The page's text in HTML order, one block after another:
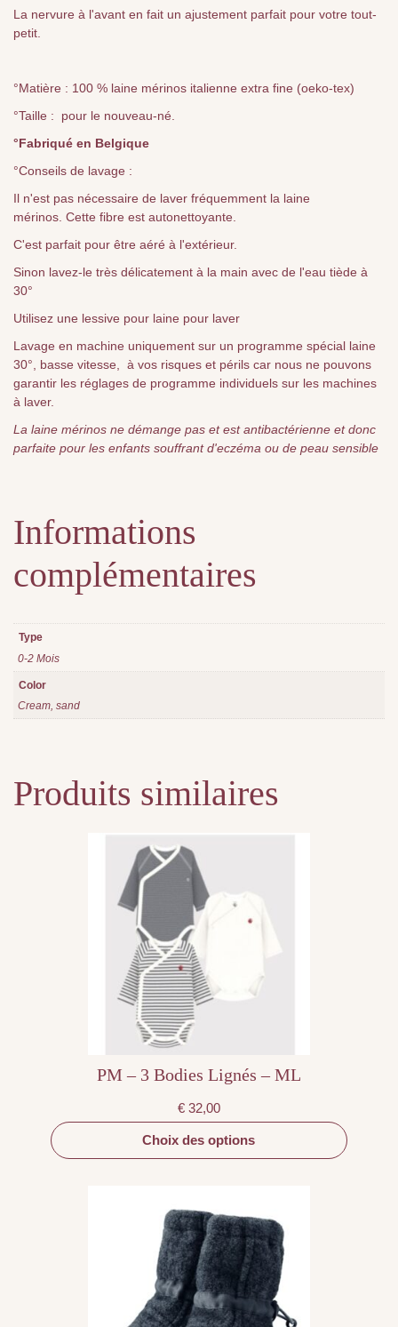
La nervure à l'avant en fait un ajustement parfait pour votre tout-
petit.
°Matière : 100 % laine mérinos italienne extra fine (oeko-tex)
°Taille : pour le nouveau-né.
°Fabriqué en Belgique
°Conseils de lavage :
Il n'est pas nécessaire de laver fréquemment la laine
mérinos. Cette fibre est autonettoyante.
C'est parfait pour être aéré à l'extérieur.
Sinon lavez-le très délicatement à la main avec de l'eau tiède à
30°
Utilisez une lessive pour laine pour laver
Lavage en machine uniquement sur un programme spécial laine
30°, basse vitesse, à vos risques et périls car nous ne pouvons
garantir les réglages de programme individuels sur les machines
à laver.
La laine mérinos ne démange pas et est antibactérienne et donc
parfaite pour les enfants souffrant d'eczéma ou de peau sensible
Informations
complémentaires
Type
0-2 Mois
Color
Cream, sand
Produits similaires
PM – 3 Bodies Lignés – ML
€ 32,00
Choix des options
a
plusieurs
variations.
Les
choisies
sur
la
page
a
plusieurs
variations.
Les
options
peuvent
être
choisies
sur